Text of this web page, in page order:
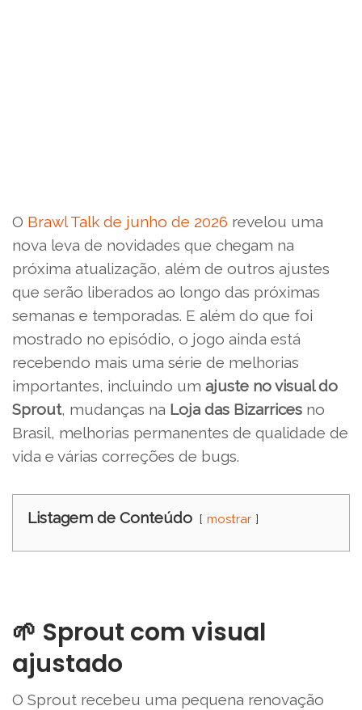
O Brawl Talk de junho de 2026 revelou uma
nova leva de novidades que chegam na
próxima atualização, além de outros ajustes
que serão liberados ao longo das próximas
semanas e temporadas. E além do que foi
mostrado no episódio, o jogo ainda está
recebendo mais uma série de melhorias
importantes, incluindo um ajuste no visual do
Sprout, mudanças na Loja das Bizarrices no
Brasil, melhorias permanentes de qualidade de
vida e várias correções de bugs.
Listagem de Conteúdo mostrar
🌱 Sprout com visual
ajustado
O Sprout recebeu uma pequena renovação